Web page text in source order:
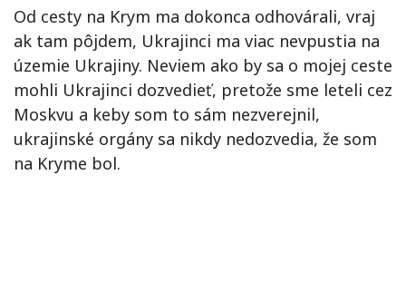
Od cesty na Krym ma dokonca odhovárali, vraj
ak tam pôjdem, Ukrajinci ma viac nevpustia na
územie Ukrajiny. Neviem ako by sa o mojej ceste
mohli Ukrajinci dozvedieť, pretože sme leteli cez
Moskvu a keby som to sám nezverejnil,
ukrajinské orgány sa nikdy nedozvedia, že som
na Kryme bol.